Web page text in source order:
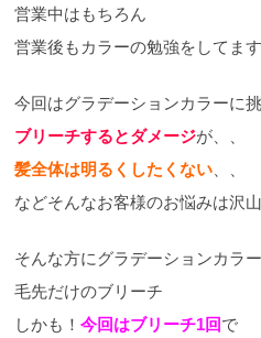
営業中はもちろん
営業後もカラーの勉強をしてます
今回はグラデーションカラーに
ブリーチするとダメージが、、
髪全体は明るくしたくない
などそんなお客様のお悩みは沢
そんな方にグラデーションカラ
毛先だけのブリーチ
しかも！ 今回はブリーチ1回で